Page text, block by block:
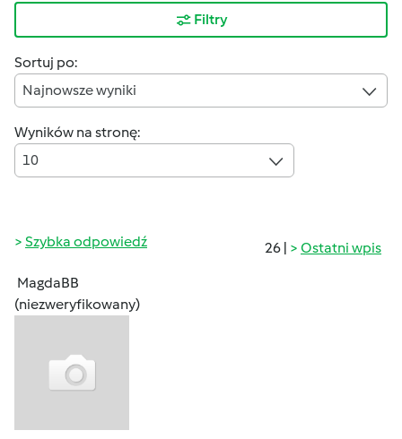
Filtry
Sortuj po:
Najnowsze wyniki
Wyników na stronę:
10
26 | Ostatni wpis
Szybka odpowiedź
MagdaBB
(niezweryfikowany)